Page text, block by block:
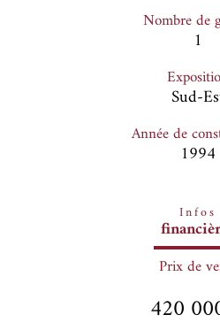
Nombre de
1
Sud-
Année de
1994
Infos
Prix de
420